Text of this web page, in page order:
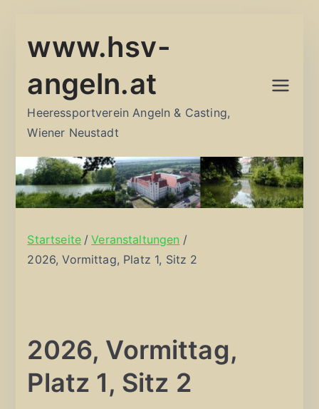
Inhalt
www.hsv-
angeln.at
Heeressportverein Angeln & Casting,
Wiener Neustadt
Startseite
Veranstaltungen
2026, Vormittag, Platz 1, Sitz 2
2026, Vormittag,
Platz 1, Sitz 2